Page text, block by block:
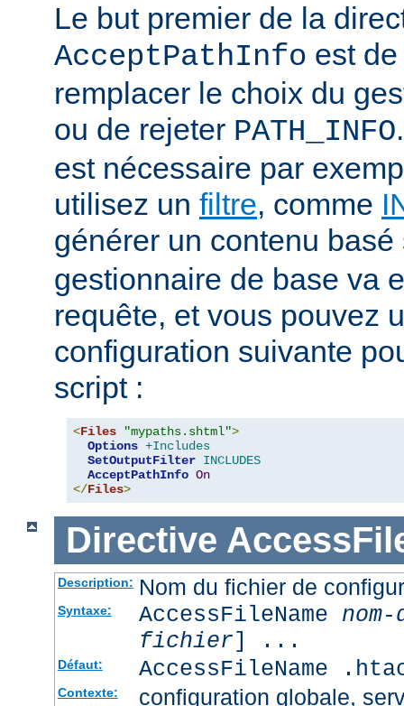
Le but premier de la
AcceptPathInfo est
remplacer le choix du
ou de rejeter PATH_INFO
est nécessaire par
utilisez un filtre, comme
générer un contenu
gestionnaire de base va
requête, et vous pouvez
configuration suivante
script :
<Files "mypaths.shtml">
Options +Includes
SetOutputFilter INCLUDES
AcceptPathInfo On
</Files>
Directive
Description: Nom du fichier de
Syntaxe: AccessFileName
fichier] ...
Défaut: AccessFileName
Contexte: configuration globale,